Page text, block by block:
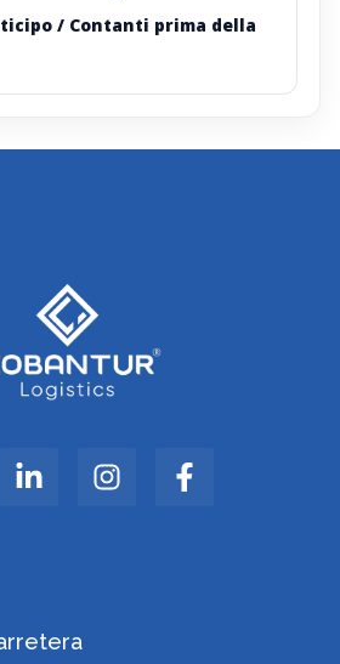
/ Contanti prima della